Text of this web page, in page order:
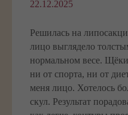
22.12.2025
Решилась на
лицо выглядело
нормальном весе.
ни от спорта, ни от
меня лицо. Хотелось
скул. Результат